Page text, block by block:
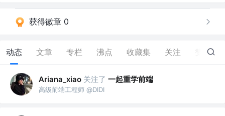
获得徽章 0
动态 文章 专栏 沸点 收藏集 关注 24
Ariana_xiao 关注了 一起重学前端
高级前端工程师 @DIDI